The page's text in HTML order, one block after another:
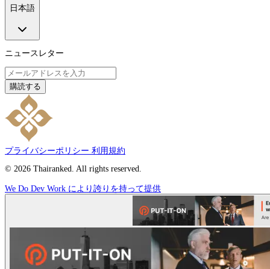
日本語
ニュースレター
購読する
プライバシーポリシー 利用規約
© 2026 Thairanked. All rights reserved.
We Do Dev Work により誇りを持って提供